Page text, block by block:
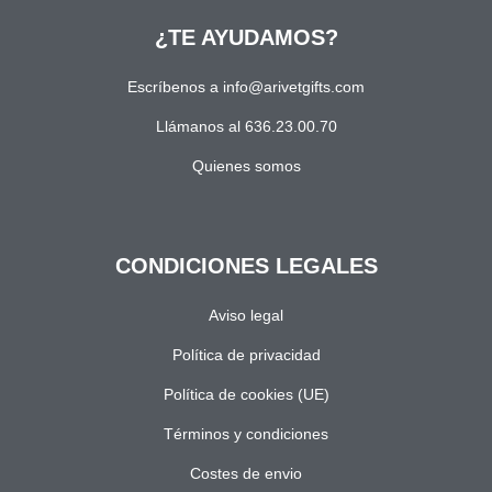
¿TE AYUDAMOS?
Escríbenos a info@arivetgifts.com
Llámanos al 636.23.00.70
Quienes somos
CONDICIONES LEGALES
Aviso legal
Política de privacidad
Política de cookies (UE)
Términos y condiciones
Costes de envio